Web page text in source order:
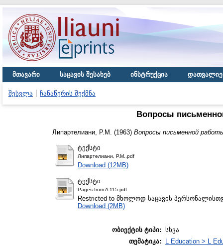
მთავარი საცავის შესახებ ინსტრუქცია
შესვლა ჩანაწერის შექმნა
Вопросы
Липартелиани, Р.М. (1963) Вопросы письменной
ტექსტი
Липартелиани, Р.М..pdf
Download (12MB)
ტექსტი
Pages from A 115.pdf
Restricted to მხოლოდ საცავის
Download (2MB)
ობიექტის ტიპი: სხვა
თემატიკა:
L Education > L